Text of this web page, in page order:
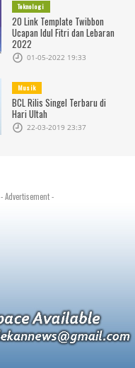
Teknologi
20 Link Template Twibbon
Ucapan Idul Fitri dan Lebaran
2022
01-05-2022 19:33
Musik
BCL Rilis Singel Terbaru di
Hari Ultah
22-03-2019 23:37
- Advertisement -